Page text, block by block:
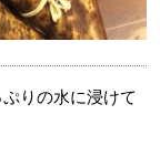
りの水に浸けて